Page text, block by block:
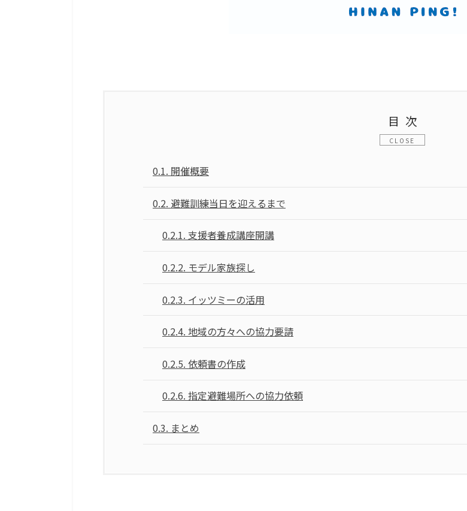
目次
0.1. 開催概要
0.2. 避難訓練当日を迎えるまで
0.2.1. 支援者養成講座開講
0.2.2. モデル家族探し
0.2.3. イッツミーの活用
0.2.4. 地域の方々への協力要請
0.2.5. 依頼書の作成
0.2.6. 指定避難場所への協力依頼
0.3. まとめ